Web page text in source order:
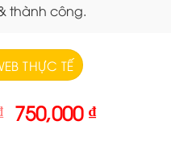
thành công.
THỰC TẾ
Giá
gốc
750,000₫Giá